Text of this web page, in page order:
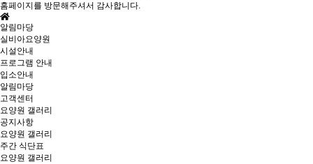
홈페이지를 방문해주셔서 감사합니다.
알림마당
실비아요양원
시설안내
프로그램 안내
입소안내
알림마당
고객센터
요양원 갤러리
공지사항
요양원 갤러리
주간 식단표
요양원 갤러리